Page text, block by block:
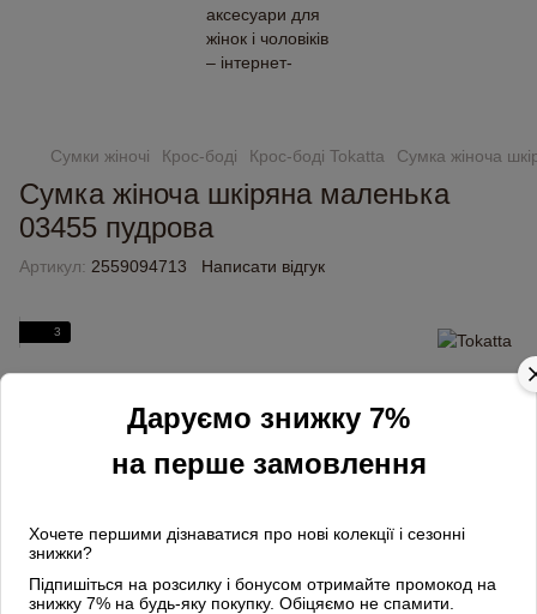
Даруємо знижку 7%
на перше замовлення
Хочете першими дізнаватися про нові колекції і сезонні
знижки?
Підпишіться на розсилку і бонусом отримайте промокод на
знижку 7% на будь-яку покупку. Обіцяємо не спамити.
Сумки жіночі Крос-боді Крос-боді Tokatta Сумка жіноча
Сумка жіноча шкіряна маленька
03455 пудрова
Артикул: 2559094713 Написати відгук
3